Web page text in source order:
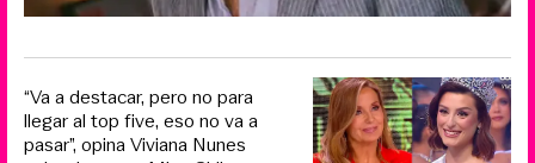
“Va a destacar, pero no para
llegar al top five, eso no va a
pasar”, opina Viviana Nunes